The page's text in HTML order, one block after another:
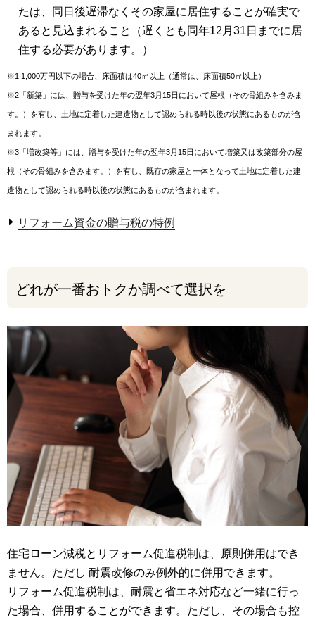
たは、同日後遅滞なくその家屋に居住することが確実で
あると見込まれること（遅くとも同年12月31日までに居
住する必要があります。）
※1 1,000万円以下の場合、床面積は40㎡以上（通常は、床面積50㎡以上）
※2「新築」には、贈与を受けた年の翌年3月15日において屋根（その骨組みを含みま
す。）を有し、土地に定着した建造物として認められる時以後の状態にあるものが含
まれます。
※3「増改築等」には、贈与を受けた年の翌年3月15日において増築又は改築部分の屋
根（その骨組みを含みます。）を有し、既存の家屋と一体となって土地に定着した建
造物として認められる時以後の状態にあるものが含まれます。
リフォーム資金の贈与税の特例
どれが一番おトクか調べて選択を
住宅ローン減税とリフォーム促進税制は、原則併用はでき
ません。ただし 耐震改修のみ例外的に併用できます。
リフォーム促進税制は、耐震と省エネ対応など一緒に行っ
た場合、併用することができます。ただし、その場合も控